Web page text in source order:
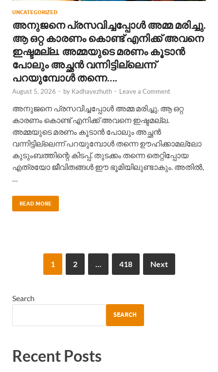
UNCATEGORIZED
അനുജനെ പ്രസവിച്ചപ്പോൾ അമ്മ മരിച്ചു.
ആ ഒറ്റ കാരണം കൊണ്ട് എനിക്ക് അവനെ
ഇഷ്ടമല്ല. അമ്മയുടെ മരണം കൂടാൻ
പോലും അച്ഛൻ വന്നിട്ടില്ലെന്ന്
പറയുമ്പോൾ തന്നെ….
August 5, 2026 - by Kadhayezhuth - Leave a Comment
അനുജനെ പ്രസവിച്ചപ്പോൾ അമ്മ മരിച്ചു. ആ ഒറ്റ
കാരണം കൊണ്ട് എനിക്ക് അവനെ ഇഷ്ടമല്ല.
അമ്മയുടെ മരണം കൂടാൻ പോലും അച്ഛൻ
വന്നിട്ടില്ലെന്ന് പറയുമ്പോൾ തന്നെ ഊഹിക്കാമല്ലോ
കുടുംബത്തിന്റെ കിടപ്പ്. തുടക്കം തന്നെ തെറ്റിപ്പോയ
എത്രയോ ജീവിതങ്ങൾ ഈ ഭൂമിയിലുണ്ടാകും. അതിൽ,
…
READ MORE
1 2 … 418 Next
Search
SEARCH
Recent Posts